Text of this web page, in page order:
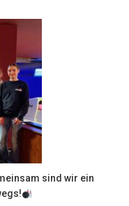
sind wir ein